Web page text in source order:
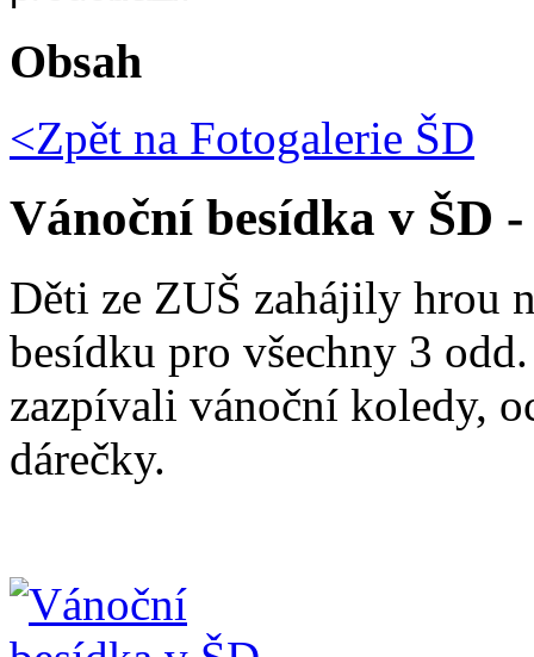
Obsah
<Zpět na Fotogalerie ŠD
Vánoční besídka v ŠD -
Děti ze ZUŠ zahájily hrou
besídku pro všechny 3
zazpívali vánoční koledy,
dárečky.